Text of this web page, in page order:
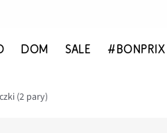
DOM SALE #BONPRIX
(2 pary)